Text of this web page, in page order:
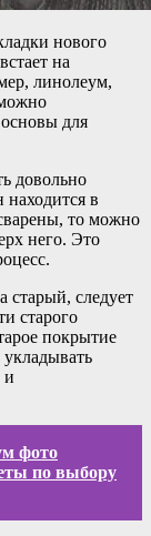
нового
на
линолеум,
основы для
довольно
находится в
то можно
него. Это
старый, следует
старого
покрытие
и
фото
по выбору